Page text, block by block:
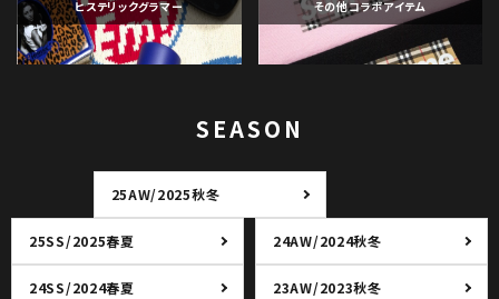
ヒステリックグラマー その他コラボアイテム
SEASON
25AW/2025秋冬
25SS/2025春夏 24AW/2024秋冬
24SS/2024春夏 23AW/2023秋冬